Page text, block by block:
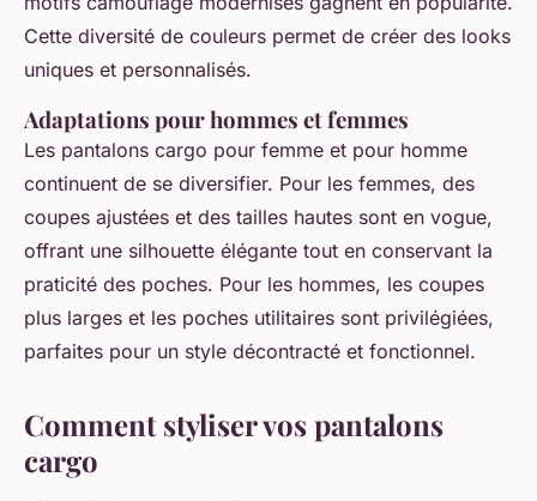
Cette diversité de couleurs permet de créer des looks
uniques et personnalisés.
Adaptations pour hommes et femmes
Les pantalons cargo pour femme et pour homme
continuent de se diversifier. Pour les femmes, des
coupes ajustées et des tailles hautes sont en vogue,
offrant une silhouette élégante tout en conservant la
praticité des poches. Pour les hommes, les coupes
plus larges et les poches utilitaires sont privilégiées,
parfaites pour un style décontracté et fonctionnel.
Comment styliser vos pantalons
cargo